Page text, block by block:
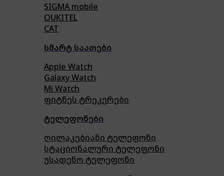
SIGMA mobile
OUKITEL
CAT
სმარტ საათები
Apple Watch
Galaxy Watch
Mi Watch
ფიტნეს ტრეკერები
ტელეფონები
ღილაკებიანი ტელეფონი
სტაციონალური ტელეფონი
უსადენო ტელეფონი